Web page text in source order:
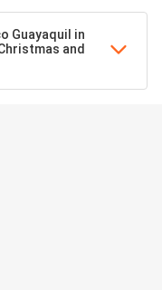
Guayaquil in
and